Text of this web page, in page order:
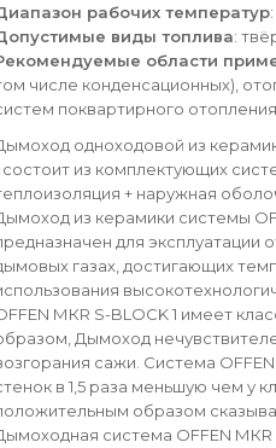
рабочих температур
виды топлива:
области
числе конденсационных),
поквартирного отопления.
одноходовой из
состоит из комплектующих
+ наружная
из керамики системы
для эксплуатации
газах, достигающих
МКR S-BLOCK 1 имеет
Дымоход
сажи. Система
в 1,5 раза меньшую чем у
образом
система OFFEN МКR